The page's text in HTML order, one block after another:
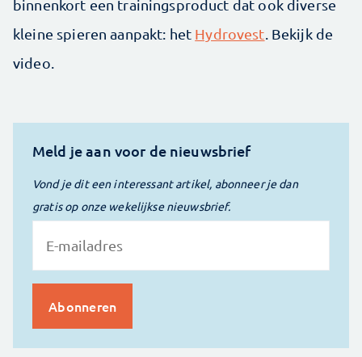
binnenkort een trainingsproduct dat ook diverse
kleine spieren aanpakt: het ­ Hydrovest . Bekijk de
video.
Meld je aan voor de nieuwsbrief
Vond je dit een interessant artikel, abonneer je dan
gratis op onze wekelijkse nieuwsbrief.